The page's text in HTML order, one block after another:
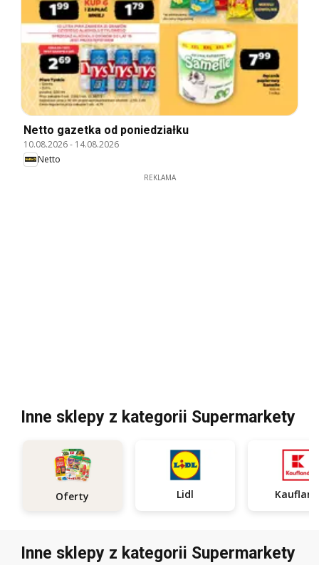
Netto gazetka od poniedziałku
10.08.2026- 14.08.2026
Netto
REKLAMA
Inne sklepy z kategorii Supermarkety
Oferty Lidl
Inne sklepy z kategorii Supermarkety